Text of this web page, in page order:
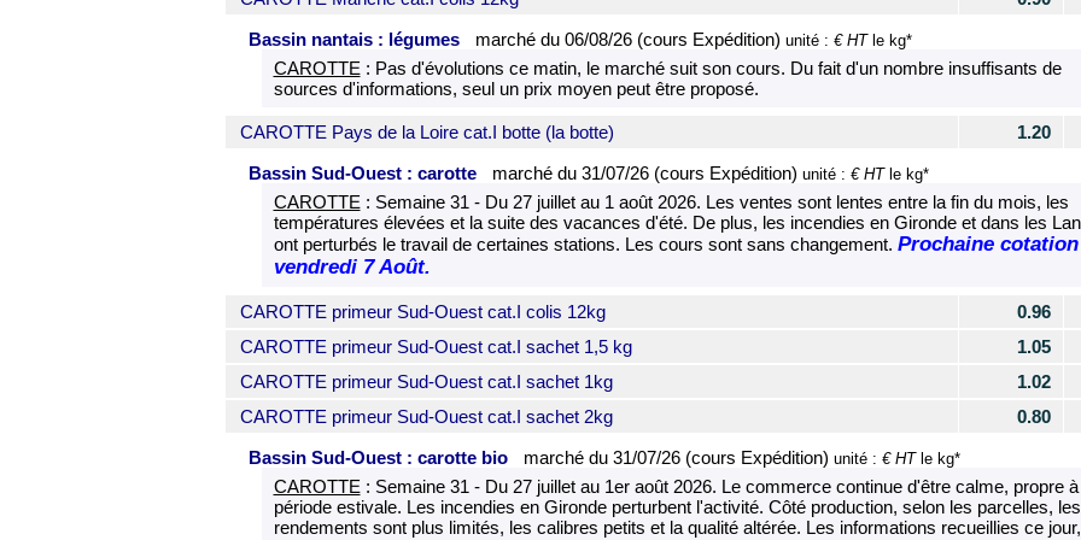
Bassin nantais : légumes
marché du06/08/26 (cours Expédition) unité : € HTle kg*
CAROTTE : Pas d'évolutions ce matin, le marché suit son cours. Du fait d'un nombre insuffisants de
sources d'informations, seul un prix moyen peut être proposé.
CAROTTE Pays de la Loire cat.I botte (la botte)
1.20
Bassin Sud-Ouest : carotte
marché du31/07/26 (cours Expédition) unité : € HTle kg*
CAROTTE : Semaine 31 - Du 27 juillet au 1 août 2026. Les ventes sont lentes entre la fin du mois, les
températures élevées et la suite des vacances d'été. De plus, les incendies en Gironde et dans les
ont perturbés le travail de certaines stations. Les cours sont sans changement. Prochaine cotation
vendredi 7 Août.
CAROTTE primeur Sud-Ouest cat.I colis 12kg
0.96
CAROTTE primeur Sud-Ouest cat.I sachet 1,5 kg
1.05
CAROTTE primeur Sud-Ouest cat.I sachet 1kg
1.02
CAROTTE primeur Sud-Ouest cat.I sachet 2kg
0.80
Bassin Sud-Ouest : carotte bio
marché du31/07/26 (cours Expédition) unité : € HTle kg*
CAROTTE : Semaine 31 - Du 27 juillet au 1er août 2026. Le commerce continue d'être calme, propre à
période estivale. Les incendies en Gironde perturbent l'activité. Côté production, selon les parcelles, les
rendements sont plus limités, les calibres petits et la qualité altérée. Les informations recueillies ce